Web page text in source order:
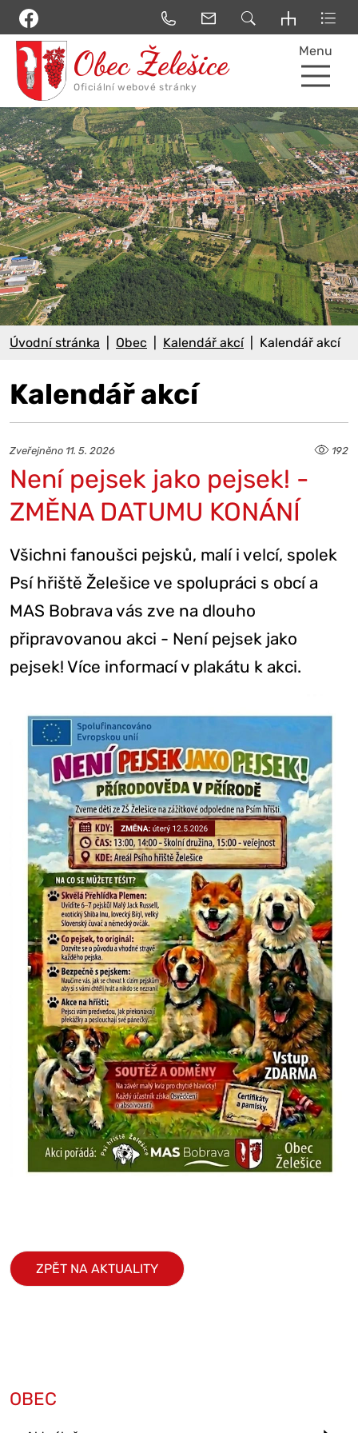
Menu
Úvodní stránka Obec Kalendář akcí Kalendář akcí
Kalendář akcí
Zveřejněno 11. 5. 2026 192
Není pejsek jako pejsek! -
ZMĚNA DATUMU KONÁNÍ
Všichni fanoušci pejsků, malí i velcí, spolek
Psí hřiště Želešice ve spolupráci s obcí a
MAS Bobrava vás zve na dlouho
připravovanou akci - Není pejsek jako
pejsek! Více informací v plakátu k akci.
ZPĚT NA AKTUALITY
OBEC